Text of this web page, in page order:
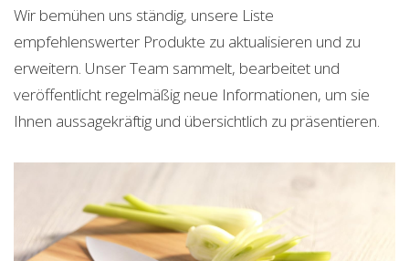
Wir bemühen uns ständig, unsere Liste
empfehlenswerter Produkte zu aktualisieren und zu
erweitern. Unser Team sammelt, bearbeitet und
veröffentlicht regelmäßig neue Informationen, um sie
Ihnen aussagekräftig und übersichtlich zu präsentieren.